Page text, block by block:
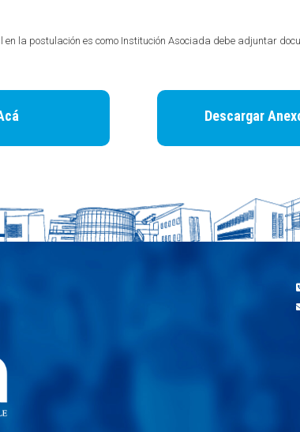
la postulación es como Institución Asociada debe adjuntar
Descargar